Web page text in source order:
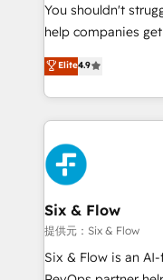
is there for you to: - Grow revenue, and run your
business more efficiently -
relationships with customers
decisions with data - Find a new voice and reach
more people - Get the most out of your HubSpot
investment
You shouldn't
help companies
process-oriented
Marketing, Sales,
so selling and
feels easy and pain-free. We are a
HubSpot Elite
and Customer First
Reviews and 4.9/5
helps the following
improvement &
commercialization,
SaaS, Software
Elite4.9
Six & Flow
提供元：Six & Flow
Six & Flow is an